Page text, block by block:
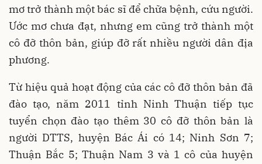
mơ trở thành một bác sĩ để chữa bệnh, cứu người.
Ước mơ chưa đạt, nhưng em cũng trở thành một
cô đỡ thôn bản, giúp đỡ rất nhiều người dân địa
phương.
Từ hiệu quả hoạt động của các cô đỡ thôn bản đã
đào tạo, năm 2011 tỉnh Ninh Thuận tiếp tục
tuyển chọn đào tạo thêm 30 cô đỡ thôn bản là
người DTTS, huyện Bác Ái có 14; Ninh Sơn 7;
Thuận Bắc 5; Thuận Nam 3 và 1 cô của huyện